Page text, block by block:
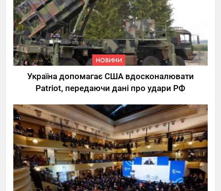
НОВИНИ
Україна допомагає США вдосконалювати
Patriot, передаючи дані про удари РФ